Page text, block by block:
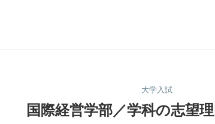
大学入試
国際経営学部／学科の志望